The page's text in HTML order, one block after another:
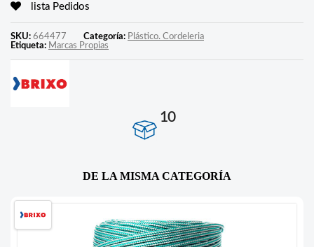
lista Pedidos
SKU: 664477 Categoría: Plástico. Cordeleria
Etiqueta: Marcas Propias
10
DE LA MISMA CATEGORÍA